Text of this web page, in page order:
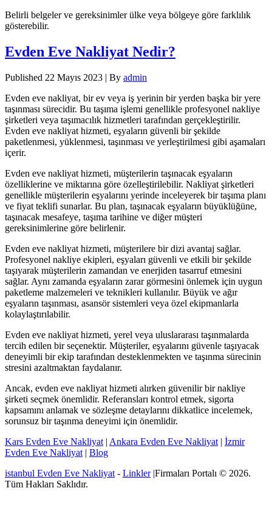
Belirli belgeler ve gereksinimler ülke veya bölgeye göre farklılık
gösterebilir.
Evden Eve Nakliyat Nedir?
Published 22 Mayıs 2023 | By admin
Evden eve nakliyat, bir ev veya iş yerinin bir yerden başka bir yere
taşınması sürecidir. Bu taşıma işlemi genellikle profesyonel nakliye
şirketleri veya taşımacılık hizmetleri tarafından gerçekleştirilir.
Evden eve nakliyat hizmeti, eşyaların güvenli bir şekilde
paketlenmesi, yüklenmesi, taşınması ve yerleştirilmesi gibi aşamaları
içerir.
Evden eve nakliyat hizmeti, müşterilerin taşınacak eşyaların
özelliklerine ve miktarına göre özelleştirilebilir. Nakliyat şirketleri
genellikle müşterilerin eşyalarını yerinde inceleyerek bir taşıma planı
ve fiyat teklifi sunarlar. Bu plan, taşınacak eşyaların büyüklüğüne,
taşınacak mesafeye, taşıma tarihine ve diğer müşteri
gereksinimlerine göre belirlenir.
Evden eve nakliyat hizmeti, müşterilere bir dizi avantaj sağlar.
Profesyonel nakliye ekipleri, eşyaları güvenli ve etkili bir şekilde
taşıyarak müşterilerin zamandan ve enerjiden tasarruf etmesini
sağlar. Aynı zamanda eşyaların zarar görmesini önlemek için uygun
paketleme malzemeleri ve teknikleri kullanılır. Büyük ve ağır
eşyaların taşınması, asansör sistemleri veya özel ekipmanlarla
kolaylaştırılabilir.
Evden eve nakliyat hizmeti, yerel veya uluslararası taşınmalarda
tercih edilen bir seçenektir. Müşteriler, eşyalarını güvenle taşıyacak
deneyimli bir ekip tarafından desteklenmekten ve taşınma sürecinin
stresini azaltmaktan faydalanır.
Ancak, evden eve nakliyat hizmeti alırken güvenilir bir nakliye
şirketi seçmek önemlidir. Referansları kontrol etmek, sigorta
kapsamını anlamak ve sözleşme detaylarını dikkatlice incelemek,
sorunsuz bir taşınma deneyimi için önemlidir.
Kars Evden Eve Nakliyat | Ankara Evden Eve Nakliyat | İzmir
Evden Eve Nakliyat | Blog
istanbul Evden Eve Nakliyat - Linkler|Firmaları Portalı © 2026.
Tüm Hakları Saklıdır.